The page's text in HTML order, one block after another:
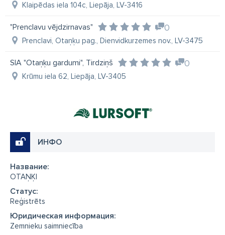
Klaipēdas iela 104c, Liepāja, LV-3416
"Prenclavu vējdzirnavas" 0
Prenclavi, Otaņķu pag., Dienvidkurzemes nov., LV-3475
SIA "Otaņķu gardumi", Tirdziņš 0
Krūmu iela 62, Liepāja, LV-3405
ИНФО
Название:
OTAŅĶI
Cтатус:
Reģistrēts
Юридическая информация:
Zemnieku saimniecība